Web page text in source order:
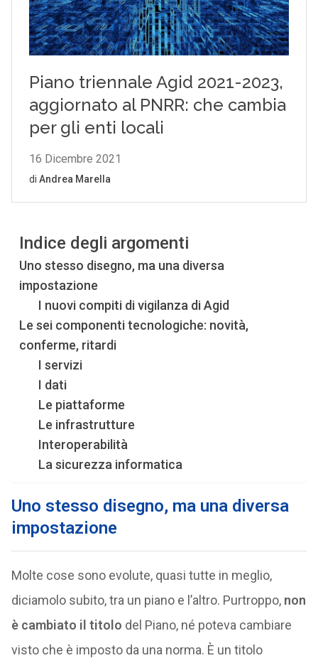
Indice degli argomenti
Uno stesso disegno, ma una diversa
impostazione
I nuovi compiti di vigilanza di Agid
Le sei componenti tecnologiche: novità,
conferme, ritardi
I servizi
I dati
Le piattaforme
Le infrastrutture
Interoperabilità
La sicurezza informatica
Uno stesso disegno, ma una diversa
impostazione
Molte cose sono evolute, quasi tutte in meglio,
diciamolo subito, tra un piano e l’altro. Purtroppo, non
è cambiato il titolo del Piano, né poteva cambiare
visto che è imposto da una norma. È un titolo